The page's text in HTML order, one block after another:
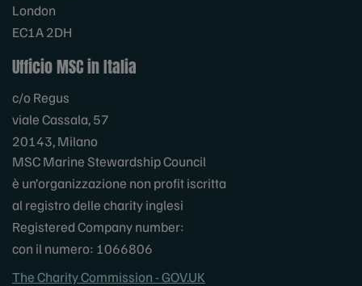
London
EC1A 2DH
Ufficio MSC in Italia
c/o Regus
viale Cassala, 57
20143, Milano
MSC Marine Stewardship Council
è un’organizzazione non profit iscritta
al registro delle charity inglesi
Registered Company number:
con il numero: 1066806
The Charity Commission - GOV.UK